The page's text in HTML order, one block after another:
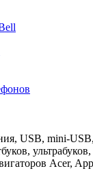
USB, mini-
Acer,